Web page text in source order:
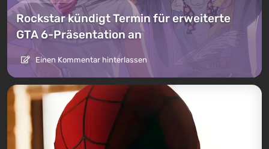
Rockstar kündigt Termin für erweiterte
GTA 6-Präsentation an
Einen Kommentar hinterlassen